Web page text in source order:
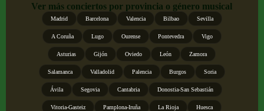
Ver más conciertos por provincia o género musical
Madrid Barcelona Valencia Bilbao Sevilla
A Coruña Lugo Ourense Pontevedra Vigo
Asturias Gijón Oviedo León Zamora
Salamanca Valladolid Palencia Burgos Soria
Ávila Segovia Cantabria Donostia-San Sebastián
Vitoria-Gasteiz Pamplona-Iruña La Rioja Huesca